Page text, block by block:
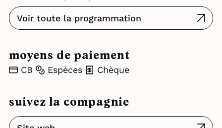
Voir toute la programmation
moyens de paiement
CB Espèces Chèque
suivez la compagnie